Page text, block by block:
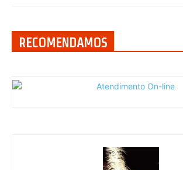
RECOMENDAMOS